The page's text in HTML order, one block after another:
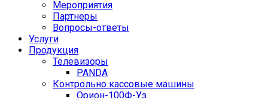
Мероприятия
Партнеры
Вопросы-ответы
Услуги
Продукция
Телевизоры
PANDA
Контрольно кассовые машины
Орион-100Ф-Уз